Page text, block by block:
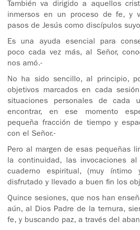
ENCUENTRO DE
DIOS
CHARLAS Y
JORNADAS DE
EVANGELIZACIÓN
CÍRCULOS DE
ORACIÓN Y VIDA
PADRE
IGNACIO
LARRAÑAGA
LIBROS
VIDEOS
AUDIOS
También va dirigido a aquellos
inmersos en un proceso de fe, y
pasos de Jesús como discípulos
Es una ayuda esencial para
poco cada vez más, al Señor,
nos amó.-
No ha sido sencillo, al principio,
objetivos marcados en cada
situaciones personales de cada
encontrar, en ese momento
pequeña fracción de tiempo y
con el Señor.-
Pero al margen de esas pequeñas
la continuidad, las invocaciones
cuaderno espiritual, (muy íntimo
disfrutado y llevado a buen fin los
Quince sesiones, que nos han
aún, al Dios Padre de la ternura,
fe, y buscando paz, a través del